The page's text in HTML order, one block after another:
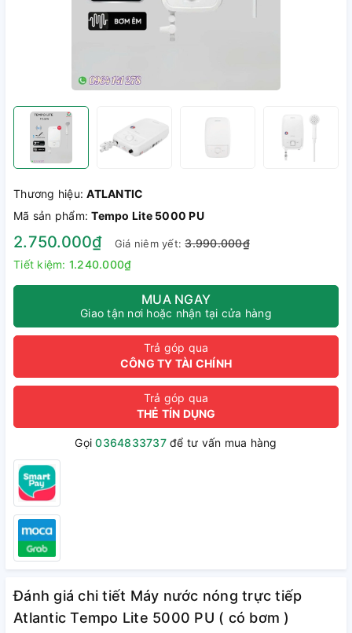
Thương hiệu:ATLANTIC
Mã sản phẩm:Tempo Lite 5000 PU
2.750.000₫ Giá niêm yết:3.990.000₫
Tiết kiệm: 1.240.000₫
MUA NGAY
Giao tận nơi hoặc nhận tại cửa hàng
Trả góp qua
CÔNG TY TÀI CHÍNH
Trả góp qua
THẺ TÍN DỤNG
Gọi0364833737để tư vấn mua hàng
Đánh giá chi tiết Máy nước nóng trực tiếp
Atlantic Tempo Lite 5000 PU ( có bơm )